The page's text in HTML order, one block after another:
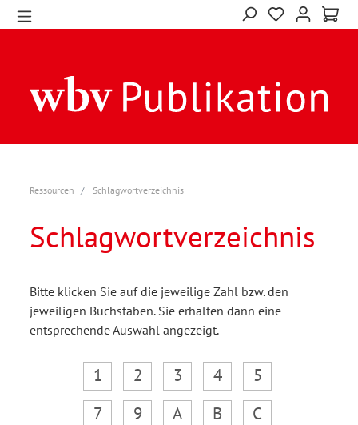
Ressourcen Schlagwortverzeichnis
Schlagwortverzeichnis
Bitte klicken Sie auf die jeweilige Zahl bzw. den
jeweiligen Buchstaben. Sie erhalten dann eine
entsprechende Auswahl angezeigt.
1 2 3 4
5
7
9 A B
C